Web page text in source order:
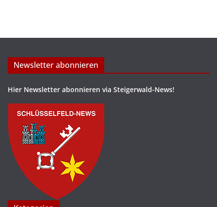
Newsletter abonnieren
Hier Newsletter abonnieren via Steigerwald-News!